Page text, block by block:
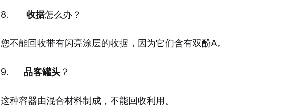
8. 收据怎么办？
您不能回收带有闪亮涂层的收据，因为它们含有双酚A。
9. 品客罐头 ？
这种容器由混合材料制成，不能回收利用。